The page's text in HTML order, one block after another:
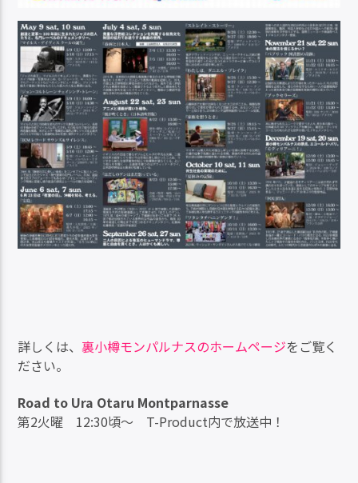
詳しくは、裏小樽モンパルナスのホームページをご覧く
ださい。
Road to Ura Otaru Montparnasse
第2火曜 12:30頃～ T-Product内で放送中！